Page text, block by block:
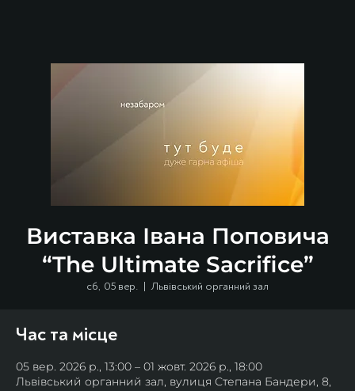
Виставка Івана Поповича
“The Ultimate Sacrifice”
сб, 05 вер.
  |
Львівський органний зал
Час та місце
05 вер. 2026 р., 13:00 – 01 жовт. 2026 р., 18:00
Львівський органний зал, вулиця Степана Бандери, 8,